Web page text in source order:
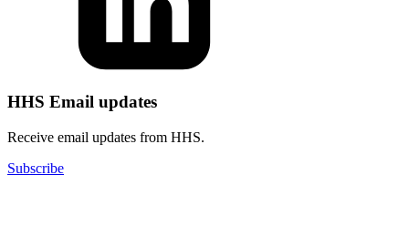
HHS Email updates
Receive email updates from HHS.
Subscribe